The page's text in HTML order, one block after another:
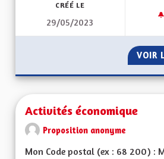
CRÉÉ LE
29/05/2023
VOIR
Activités économique
Proposition anonyme
Mon Code postal (ex : 68 200) :